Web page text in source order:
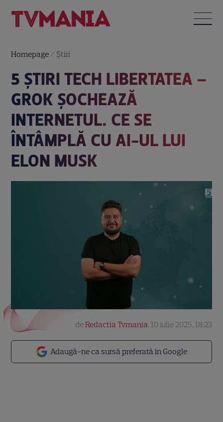
Homepage / Știri
5 ȘTIRI TECH LIBERTATEA –
GROK ȘOCHEAZĂ
INTERNETUL. CE SE
ÎNTÂMPLĂ CU AI-UL LUI
ELON MUSK
Adaugă-ne ca sursă preferată în Google
deRedactia Tvmania, 10 iulie 2025, 18:23